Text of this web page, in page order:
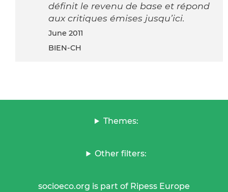
définit le revenu de base et répond
aux critiques émises jusqu’ici.
June 2011
BIEN-CH
Themes:
Other filters:
socioeco.org is part of Ripess Europe